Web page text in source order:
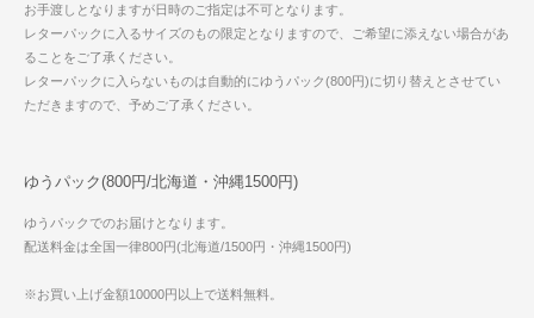
お手渡しとなりますが日時のご指定は不可となります。
レターパックに入るサイズのもの限定となりますので、ご希望に添えない場合があ
ることをご了承ください。
レターパックに入らないものは自動的にゆうパック(800円)に切り替えとさせてい
ただきますので、予めご了承ください。
ゆうパック(800円/北海道・沖縄1500円)
ゆうパックでのお届けとなります。
配送料金は全国一律800円(北海道/1500円・沖縄1500円)
※お買い上げ金額10000円以上で送料無料。